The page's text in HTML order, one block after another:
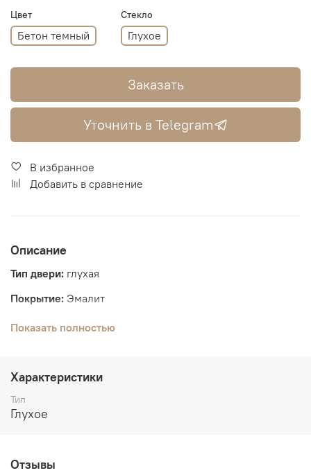
Цвет
Бетон темный
Стекло
Глухое
Заказать
Уточнить в Telegram
В избранное
Добавить в сравнение
Описание
Тип двери: глухая
Покрытие: Эмалит
Толщина полотна:44 мм
Упаковка:пенопласт, полиэтилен
Дополнительно:
полотна
Показать полностью
Характеристики
Тип
Глухое
Отзывы